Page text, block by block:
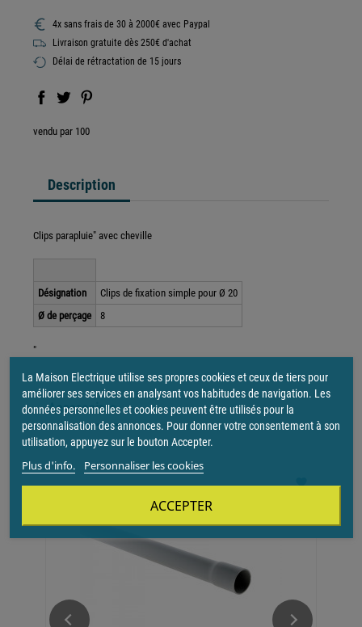
4x sans frais de 30 à 2000€ avec Paypal
Livraison gratuite dès 250€ d'achat
Délai de rétractation de 15 jours
vendu par 100
Description
Clips parapluie" avec cheville
Désignation
Clips de fixation simple pour Ø 20
Ø de perçage
8
"
Accessoires
La Maison Electrique utilise ses propres cookies et ceux de tiers pour
améliorer ses services en analysant vos habitudes de navigation. Les
données personnelles et cookies peuvent être utilisés pour la
personnalisation des annonces. Pour donner votre consentement à son
utilisation, appuyez sur le bouton Accepter.
Plus d'info. Personnaliser les cookies
ACCEPTER